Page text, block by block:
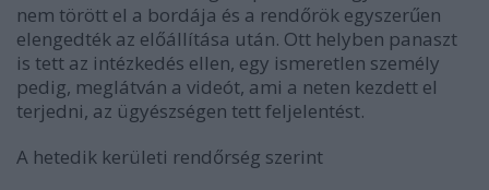
nem törött el a bordája és a rendőrök egyszerűen
elengedték az előállítása után. Ott helyben panaszt
is tett az intézkedés ellen, egy ismeretlen személy
pedig, meglátván a videót, ami a neten kezdett el
terjedni, az ügyészségen tett feljelentést.
A hetedik kerületi rendőrség szerint